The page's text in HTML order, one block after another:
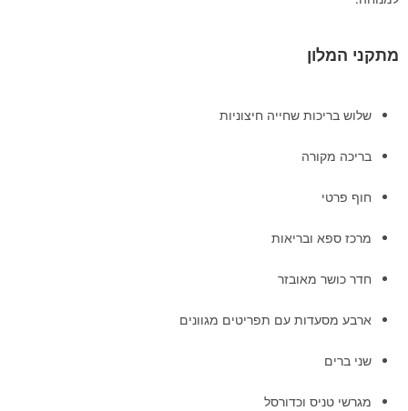
מתקני המלון
שלוש בריכות שחייה חיצוניות
בריכה מקורה
חוף פרטי
מרכז ספא ובריאות
חדר כושר מאובזר
ארבע מסעדות עם תפריטים מגוונים
שני ברים
מגרשי טניס וכדורסל